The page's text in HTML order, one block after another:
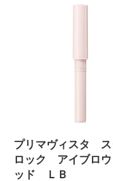
プリマヴィスタ ス
ロック アイブロ
ッド ＬＢ